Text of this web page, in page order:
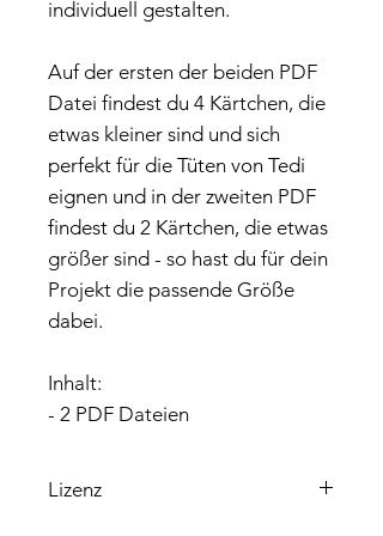
individuell gestalten.
Auf der ersten der beiden PDF
Datei findest du 4 Kärtchen, die
etwas kleiner sind und sich
perfekt für die Tüten von Tedi
eignen und in der zweiten PDF
findest du 2 Kärtchen, die etwas
größer sind - so hast du für dein
Projekt die passende Größe
dabei.
Inhalt:
- 2 PDF Dateien
Lizenz